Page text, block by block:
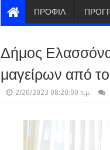
ΠΡΟΦΙΛ
Δήμος
μαγείρων από
2/20/2023 08:20:00 π.μ.